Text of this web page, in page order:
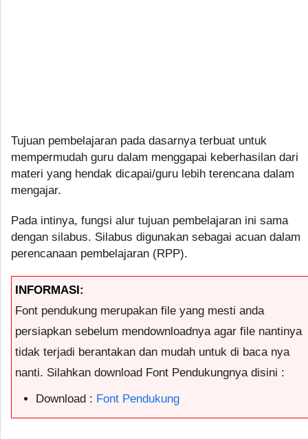
Tujuan pembelajaran pada dasarnya terbuat untuk
mempermudah guru dalam menggapai keberhasilan dari
materi yang hendak dicapai/guru lebih terencana dalam
mengajar.
Pada intinya, fungsi alur tujuan pembelajaran ini sama
dengan silabus. Silabus digunakan sebagai acuan dalam
perencanaan pembelajaran (RPP).
INFORMASI:
Font pendukung merupakan file yang mesti anda
persiapkan sebelum mendownloadnya agar file nantinya
tidak terjadi berantakan dan mudah untuk di baca nya
nanti. Silahkan download Font Pendukungnya disini :
Download : Font Pendukung